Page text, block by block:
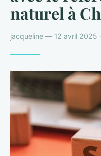
naturel à
jacqueline — 12 avril 2025